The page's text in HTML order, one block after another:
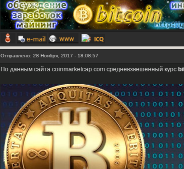
Отправлено: 28 Ноября, 2017 - 18:08:57
По данным сайта coinmarketcap.com средневзвешенный курс